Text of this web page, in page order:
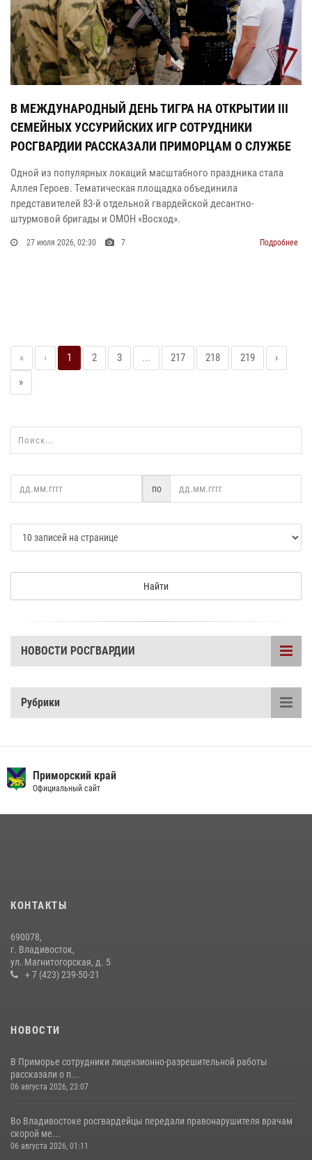
В МЕЖДУНАРОДНЫЙ ДЕНЬ ТИГРА НА ОТКРЫТИИ III
СЕМЕЙНЫХ УССУРИЙСКИХ ИГР СОТРУДНИКИ
РОСГВАРДИИ РАССКАЗАЛИ ПРИМОРЦАМ О СЛУЖБЕ
Одной из популярных локаций масштабного праздника стала
Аллея Героев. Тематическая площадка объединила
представителей 83-й отдельной гвардейской десантно-
штурмовой бригады и ОМОН «Восход».
27 июля 2026, 02:30 7 Подробнее
« ‹ 1 2 3 ... 217 218 219
›
»
по
Найти
НОВОСТИ РОСГВАРДИИ
Рубрики
Приморский край
Официальный сайт
КОНТАКТЫ
690078,
г. Владивосток,
ул. Магнитогорская, д. 5
+ 7 (423) 239-50-21
НОВОСТИ
В Приморье сотрудники лицензионно-разрешительной работы
рассказали о п...
06 августа 2026, 23:07
Во Владивостоке росгвардейцы передали правонарушителя врачам
скорой ме...
06 августа 2026, 01:11